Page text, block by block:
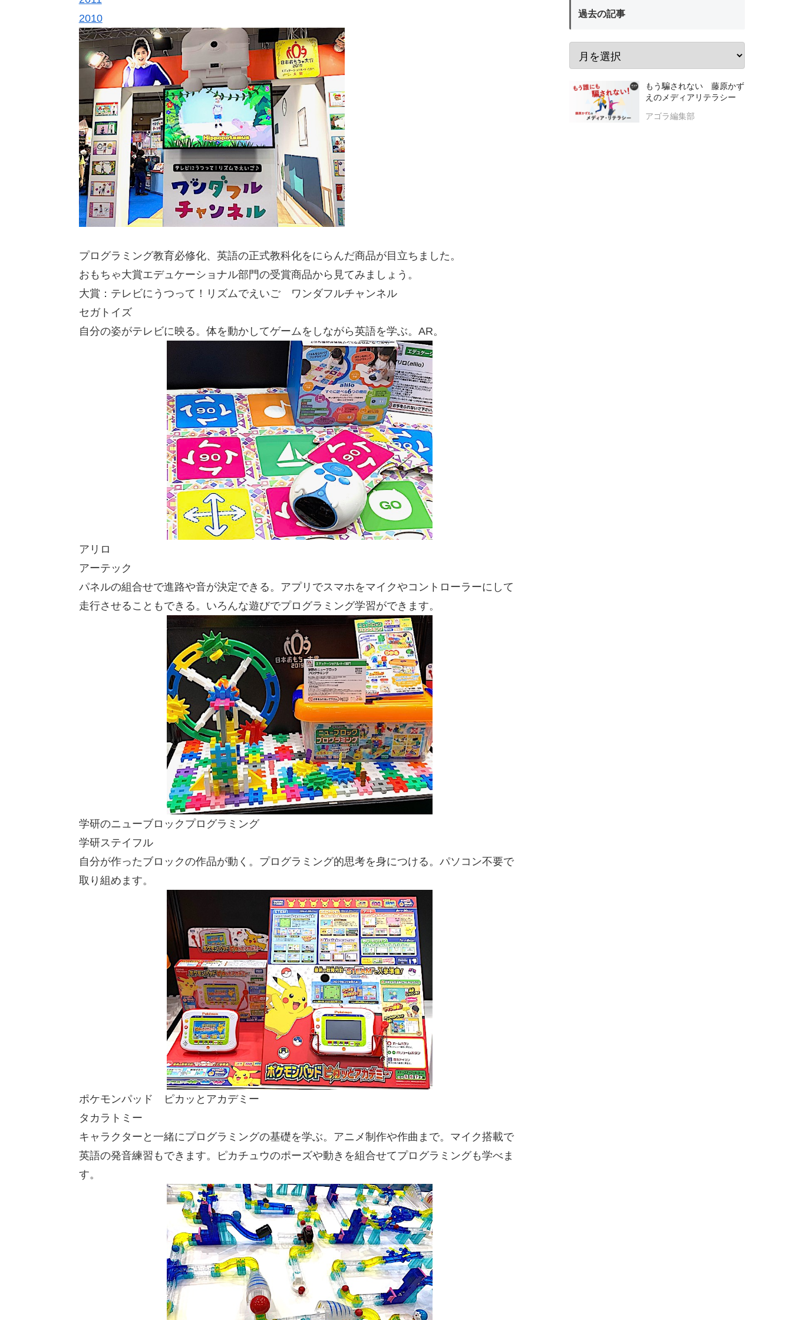
2010
プログラミング教育必修化、英語の正式教科化をにらんだ商品が目立ちました。
おもちゃ大賞エデュケーショナル部門の受賞商品から見てみましょう。
大賞：テレビにうつって！リズムでえいご ワンダフルチャンネル
セガトイズ
自分の姿がテレビに映る。体を動かしてゲームをしながら英語を学ぶ。AR。
アリロ
アーテック
パネルの組合せで進路や音が決定できる。アプリでスマホをマイクやコントローラーにして
走行させることもできる。いろんな遊びでプログラミング学習ができます。
学研のニューブロックプログラミング
学研ステイフル
自分が作ったブロックの作品が動く。プログラミング的思考を身につける。パソコン不要で
取り組めます。
ポケモンパッド ピカッとアカデミー
タカラトミー
キャラクターと一緒にプログラミングの基礎を学ぶ。アニメ制作や作曲まで。マイク搭載で
英語の発音練習もできます。ピカチュウのポーズや動きを組合せてプログラミングも学べま
す。
過去の記事
もう騙されない 藤原かず
えのメディアリテラシー
アゴラ編集部